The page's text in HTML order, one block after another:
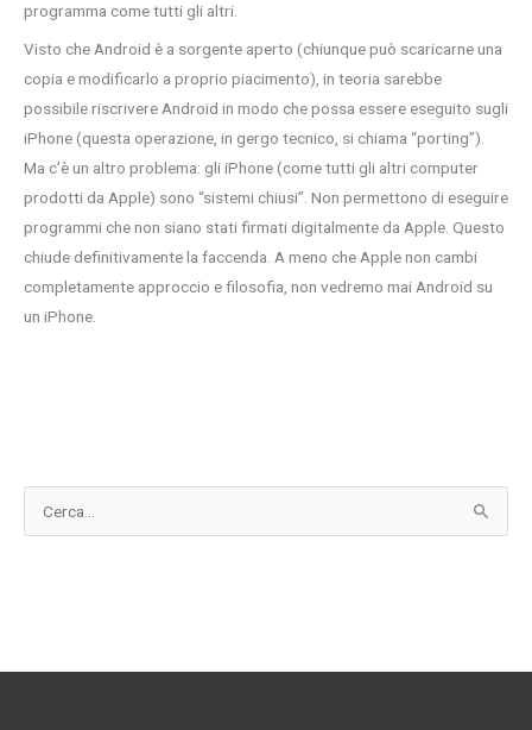
programma come tutti gli altri.
Visto che Android è a sorgente aperto (chiunque può scaricarne una
copia e modificarlo a proprio piacimento), in teoria sarebbe
possibile riscrivere Android in modo che possa essere eseguito sugli
iPhone (questa operazione, in gergo tecnico, si chiama “porting”).
Ma c’è un altro problema: gli iPhone (come tutti gli altri computer
prodotti da Apple) sono “sistemi chiusi”. Non permettono di eseguire
programmi che non siano stati firmati digitalmente da Apple. Questo
chiude definitivamente la faccenda. A meno che Apple non cambi
completamente approccio e filosofia, non vedremo mai Android su
un iPhone.
e